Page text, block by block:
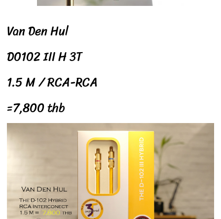
Van Den Hul
D0102 III H 3T
1.5 M / RCA-RCA
=7,800 thb